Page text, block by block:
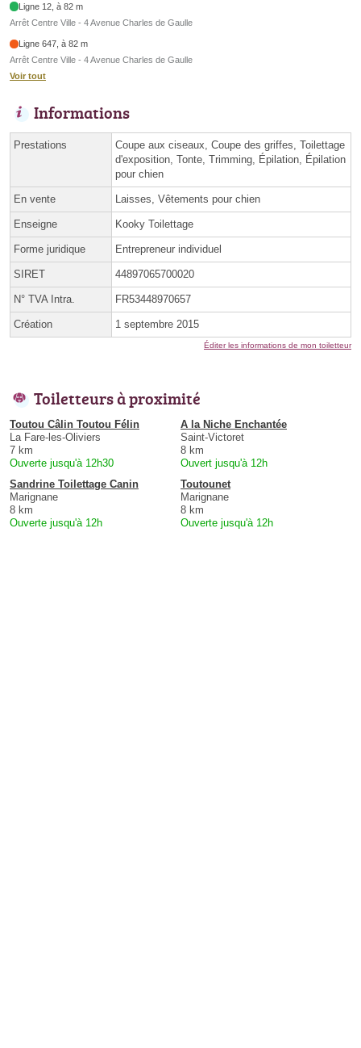
Ligne 12, à 82 m
Arrêt Centre Ville - 4 Avenue Charles de Gaulle
Ligne 647, à 82 m
Arrêt Centre Ville - 4 Avenue Charles de Gaulle
Voir tout
Informations
Prestations
Coupe aux ciseaux, Coupe des griffes, Toilettage
d'exposition, Tonte, Trimming, Épilation, Épilation
pour chien
En vente Laisses, Vêtements pour chien
Enseigne Kooky Toilettage
Forme juridique Entrepreneur individuel
SIRET 44897065700020
N° TVA Intra. FR53448970657
Création 1 septembre 2015
Éditer les informations de mon toiletteur
Toiletteurs à proximité
Toutou Câlin Toutou Félin
La Fare-les-Oliviers
7 km
Ouverte jusqu'à 12h30
A la Niche Enchantée
Saint-Victoret
8 km
Ouvert jusqu'à 12h
Sandrine Toilettage Canin
Marignane
8 km
Ouverte jusqu'à 12h
Toutounet
Marignane
8 km
Ouverte jusqu'à 12h